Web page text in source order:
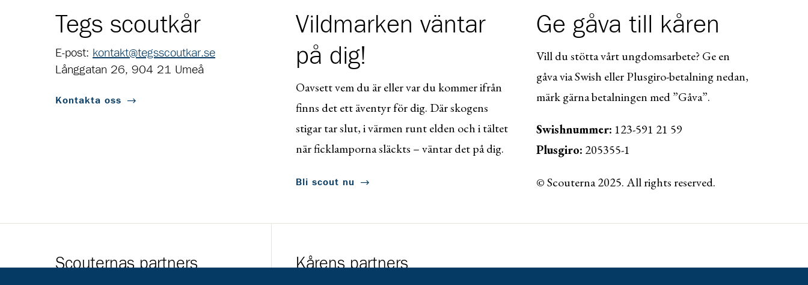
Tegs scoutkår
E-post: kontakt@tegsscoutkar.se
Långgatan 26, 904 21 Umeå
Kontakta oss
Vildmarken väntar
på dig!
Oavsett vem du är eller var du kommer ifrån
finns det ett äventyr för dig. Där skogens
stigar tar slut, i värmen runt elden och i tältet
när ficklamporna släckts – väntar det på dig.
Bli scout nu
Ge gåva till kåren
Vill du stötta vårt ungdomsarbete? Ge en
gåva via Swish eller Plusgiro-betalning nedan,
märk gärna betalningen med ”Gåva”.
Swishnummer: 123-591 21 59
Plusgiro: 205355-1
© Scouterna 2025. All rights reserved.
Scouternas partners Kårens partners